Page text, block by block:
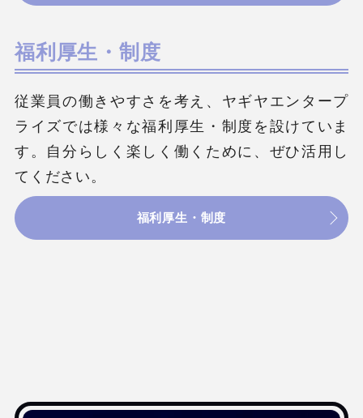
福利厚生・制度
従業員の働きやすさを考え、ヤギヤエンタープ
ライズでは様々な福利厚生・制度を設けていま
す。自分らしく楽しく働くために、ぜひ活用し
てください。
福利厚生・制度